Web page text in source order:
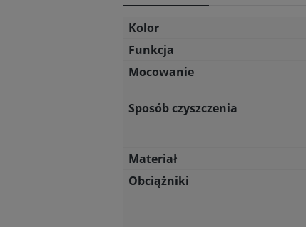
Kolor
Funkcja
Mocowanie
Sposób czyszczenia
Materiał
Obciążniki